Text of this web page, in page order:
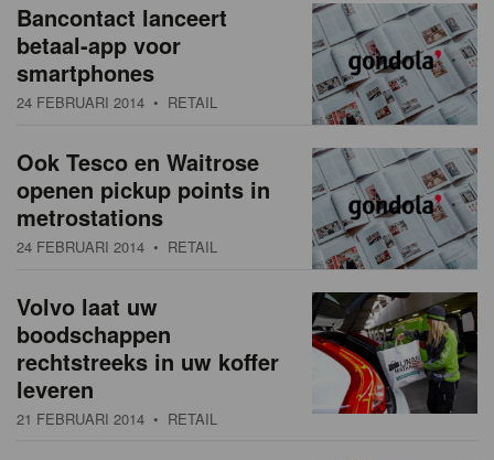
Bancontact lanceert
betaal-app voor
smartphones
24 FEBRUARI 2014 • RETAIL
Ook Tesco en Waitrose
openen pickup points in
metrostations
24 FEBRUARI 2014 • RETAIL
Volvo laat uw
boodschappen
rechtstreeks in uw koffer
leveren
21 FEBRUARI 2014 • RETAIL